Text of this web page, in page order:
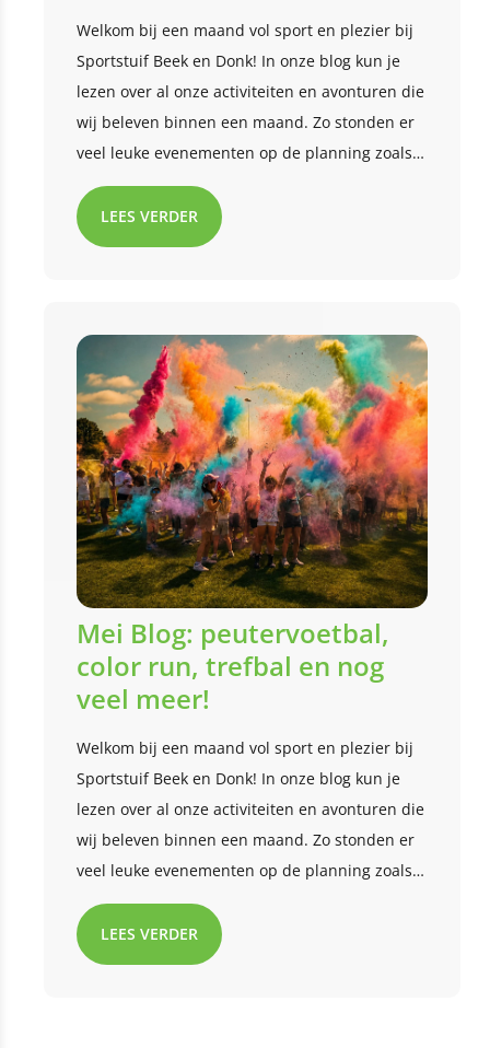
Welkom bij een maand vol sport en plezier bij
Sportstuif Beek en Donk! In onze blog kun je
lezen over al onze activiteiten en avonturen die
wij beleven binnen een maand. Zo stonden er
veel leuke evenementen op de planning zoals
peutervoetbal, uitstapjes en waterspellen! Ben
je benieuwd wat we nog meer hebben gedaan
deze maand? Lees met ons mee!
LEES VERDER
Mei Blog: peutervoetbal,
color run, trefbal en nog
veel meer!
Welkom bij een maand vol sport en plezier bij
Sportstuif Beek en Donk! In onze blog kun je
lezen over al onze activiteiten en avonturen die
wij beleven binnen een maand. Zo stonden er
veel leuke evenementen op de planning zoals
de color run, trefbal en voetbal! Ben je
benieuwd wat we nog meer hebben gedaan
deze maand? Lees met ons mee!
LEES VERDER